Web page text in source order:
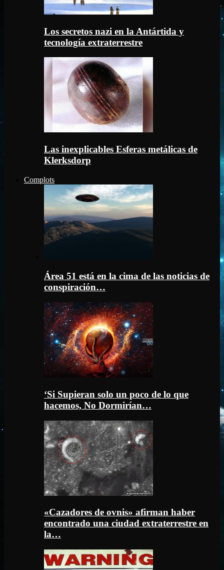
Los secretos nazi en la Antártida y
tecnología extraterrestre
Las inexplicables Esferas metálicas de
Klerksdorp
Complots
Área 51 está en la cima de las noticias de
conspiración…
‘Si Supieran solo un poco de lo que
hacemos, No Dormirían…
«Cazadores de ovnis» afirman haber
encontrado una ciudad extraterrestre en
la…